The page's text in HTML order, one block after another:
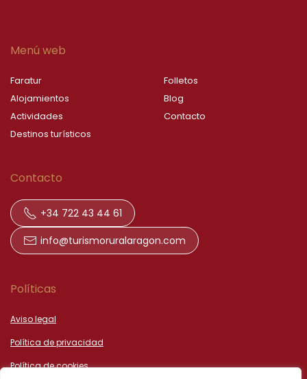
Menú web
Faratur
Alojamientos
Actividades
Destinos turísticos
Folletos
Blog
Contacto
Contacto
+34 722 43 44 61
info@turismoruralaragon.com
Políticas
Aviso legal
Política de privacidad
Política de cookies